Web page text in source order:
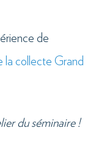
de
la collecte Grand
du séminaire !